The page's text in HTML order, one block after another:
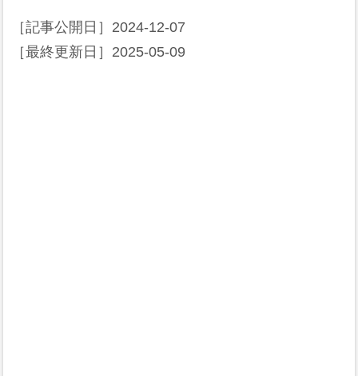
［記事公開日］ 2024-12-07
［最終更新日］ 2025-05-09